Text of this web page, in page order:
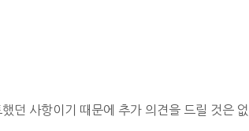
던 사항이기 때문에 추가 의견을 드릴 것은